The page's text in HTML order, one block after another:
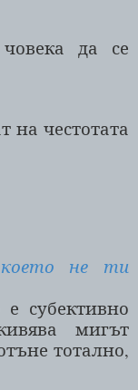
да се
на честотата
не ти
субективно
мигът
тотално,